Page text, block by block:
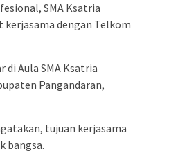
SMA Ksatria
kerjasama dengan Telkom
Aula SMA Ksatria
Pangandaran,
tujuan kerjasama
bangsa.